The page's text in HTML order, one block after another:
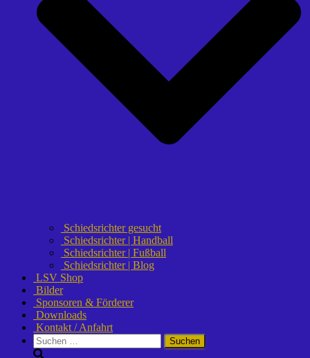
Schiedsrichter gesucht
Schiedsrichter | Handball
Schiedsrichter | Fußball
Schiedsrichter | Blog
LSV Shop
Bilder
Sponsoren & Förderer
Downloads
Kontakt / Anfahrt
Suchen
nach: